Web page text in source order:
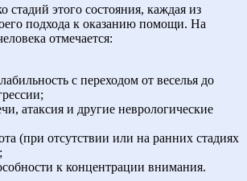
стадий этого состояния, каждая из
подхода к оказанию помощи. На
отмечается:
с переходом от веселья до
атаксия и другие неврологические
(при отсутствии или на ранних стадиях
к концентрации внимания.